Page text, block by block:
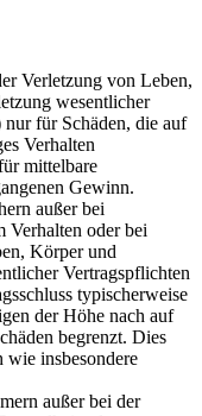
Verletzung von Leben,
wesentlicher
für Schäden, die auf
Verhalten
mittelbare
Gewinn.
außer bei
Verhalten oder bei
Körper und
Vertragspflichten
typischerweise
der Höhe nach auf
begrenzt. Dies
wie insbesondere
außer bei der